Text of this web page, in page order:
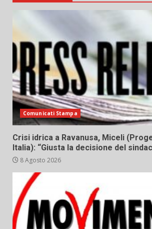
Comunicati Stampa
Crisi idrica a Ravanusa, Miceli
Italia): “Giusta la decisione del
8 Agosto 2026